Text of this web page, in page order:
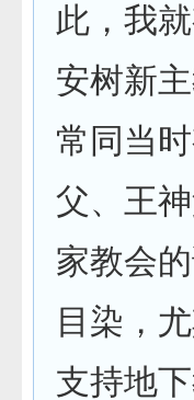
此，我
安树新
常同当
父、王
家教会
目染，
支持地